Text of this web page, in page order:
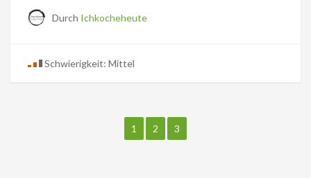
Durch Ichkocheheute
Schwierigkeit: Mittel
1 2 3